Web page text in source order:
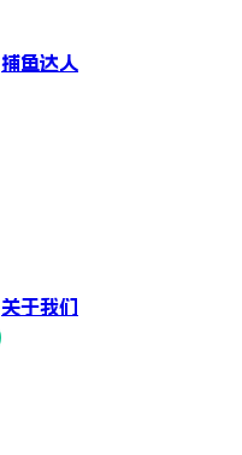
捕鱼达人
关于我们